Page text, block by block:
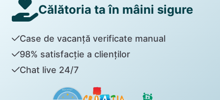
Călătoria ta în mâini sigure
Case de vacanță verificate manual
98% satisfacție a clienților
Chat live 24/7